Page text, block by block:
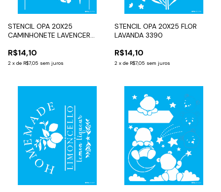
STENCIL OPA 20X25
CAMINHONETE LAVENCER
R$14,10
2 x de R$7,05 sem juros
STENCIL OPA 20X25 FLOR
LAVANDA 3390
R$14,10
2 x de R$7,05 sem juros